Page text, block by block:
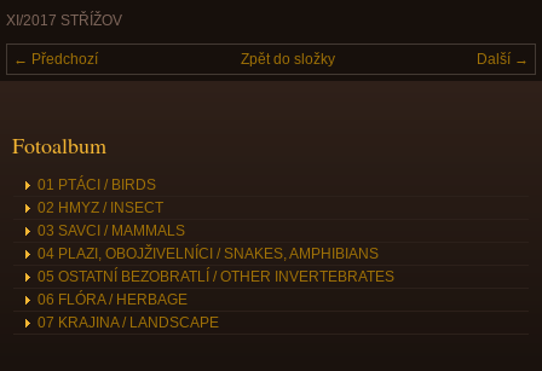
XI/2017 STŘÍŽOV
← Předchozí Další →
Zpět do složky
Fotoalbum
01 PTÁCI / BIRDS
02 HMYZ / INSECT
03 SAVCI / MAMMALS
04 PLAZI, OBOJŽIVELNÍCI / SNAKES, AMPHIBIANS
05 OSTATNÍ BEZOBRATLÍ / OTHER INVERTEBRATES
06 FLÓRA / HERBAGE
07 KRAJINA / LANDSCAPE